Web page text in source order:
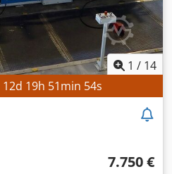
1 / 14
12d 19h 51min 52s
7.750 €